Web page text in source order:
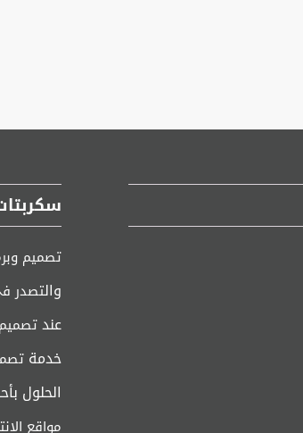
تصميم
والتصدر
عند
خدمة
الحلول
مواقع